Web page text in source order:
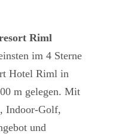
Riml
im 4 Sterne
Hotel Riml in
m gelegen. Mit
Indoor-Golf,
und